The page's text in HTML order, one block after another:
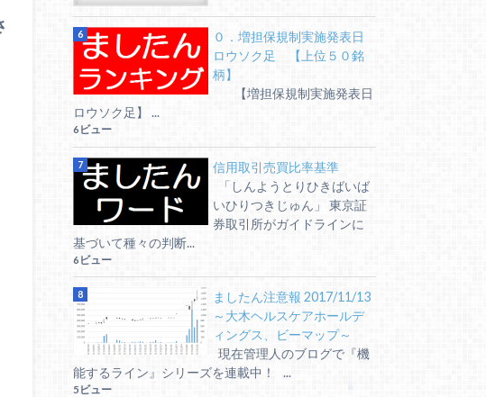
０．増担保規制実施発表日
ロウソク足 【上位５０銘
柄】
【増担保規制実施発表日
ロウソク足】 ...
6ビュー
信用取引売買比率基準
「しんようとりひきばいば
いひりつきじゅん」 東京証
券取引所がガイドラインに
基づいて種々の判断...
6ビュー
ましたん注意報 2017/11/13
～大木ヘルスケアホールデ
ィングス、ビーマップ～
現在管理人のブログで『機
能するライン』シリーズを連載中！ ...
5ビュー